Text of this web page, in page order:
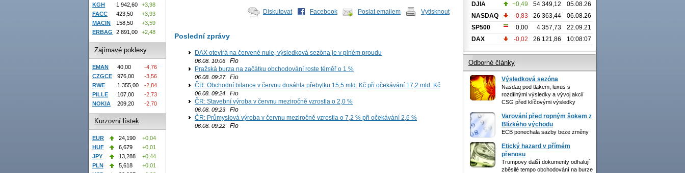
Diskutovat Facebook Poslat emailem Vytisknout
Poslední zprávy
DAX otevírá na červené nule, výsledková sezóna je v plném proudu
06.08. 10:06 Fio
Pražská burza na začátku obchodování roste téměř o 1 %
06.08. 09:27Fio
ČR: Obchodní bilance v červnu dosáhla přebytku 15,5 mld. Kč při očekávání 17,2 mld. Kč
06.08. 09:24 Fio
ČR: Stavební výroba v červnu meziročně vzrostla o 2,0 %
06.08. 09:23 Fio
ČR: Průmyslová výroba v červnu meziročně vzrostla o 7,2 % při očekávání 2,6 %
06.08. 09:22 Fio
KGH
1 942,60
+3,98
FACC
423,50
+3,93
MACIN
158,50
+3,59
ERBAG
2 891,00 +2,48
Zajímavé poklesy
EMAN 40,00
-4,76
CZGCE
976,00
-3,56
RWE
1 355,00
-2,84
PILLE
107,00
-2,73
NOKIA
209,20 -2,70
Kurzovní lístek
EUR 24,190
+0,04
HUF
6,679
+0,01
JPY
13,288
+0,44
PLN
5,618
+0,01
DJIA
+0,49 54 349,12
05.08.26
NASDAQ
-0,83 26 363,44
06.08.26
SP500
0,00 4 357,73
22.09.21
DAX
-0,02 26 121,86 10:08:07
Odborné články
Výsledková sezóna
Nasdaq pod tlakem, luxus s
rozdílnými výsledky a vývoj akcií
CSG před klíčovými výsledky
Varování před ropným šokem z
Blízkého východu
ECB ponechala sazby beze změny
Etický hazard v přímém
přenosu
Trumpovy další dokumenty odhalují
zběsilé tempo obchodování na burze